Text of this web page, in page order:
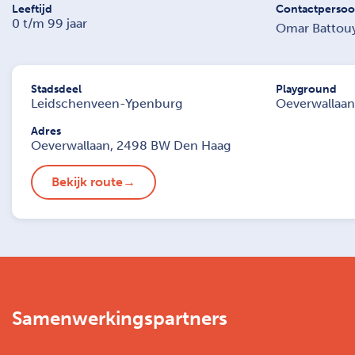
Leeftijd
0 t/m 99 jaar Omar
Stadsdeel
Leidschenveen-Ypenburg
Playground
Oeverwallaan
Adres
Oeverwallaan, 2498 BW Den Haag
Bekijk route
Samenwerkingspartners